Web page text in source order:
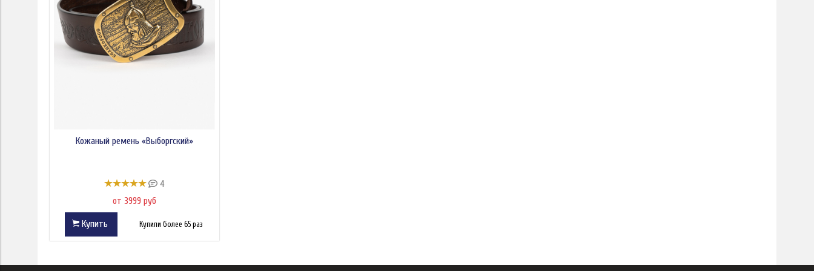
Кожаный ремень «Выборгский»
4
от 3999 руб
Купить Купили более 65 раз